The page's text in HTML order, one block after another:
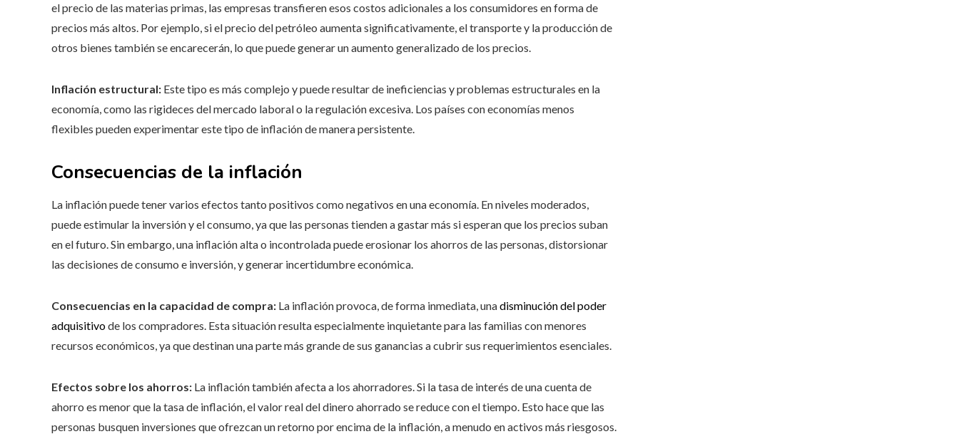
el precio de las materias primas, las empresas transfieren esos costos adicionales a los consumidores en forma de
precios más altos. Por ejemplo, si el precio del petróleo aumenta significativamente, el transporte y la producción de
otros bienes también se encarecerán, lo que puede generar un aumento generalizado de los precios.
Inflación estructural: Este tipo es más complejo y puede resultar de ineficiencias y problemas estructurales en la
economía, como las rigideces del mercado laboral o la regulación excesiva. Los países con economías menos
flexibles pueden experimentar este tipo de inflación de manera persistente.
Consecuencias de la inflación
La inflación puede tener varios efectos tanto positivos como negativos en una economía. En niveles moderados,
puede estimular la inversión y el consumo, ya que las personas tienden a gastar más si esperan que los precios suban
en el futuro. Sin embargo, una inflación alta o incontrolada puede erosionar los ahorros de las personas, distorsionar
las decisiones de consumo e inversión, y generar incertidumbre económica.
Consecuencias en la capacidad de compra: La inflación provoca, de forma inmediata, unadisminución del poder
adquisitivode los compradores. Esta situación resulta especialmente inquietante para las familias con menores
recursos económicos, ya que destinan una parte más grande de sus ganancias a cubrir sus requerimientos esenciales.
Efectos sobre los ahorros: La inflación también afecta a los ahorradores. Si la tasa de interés de una cuenta de
ahorro es menor que la tasa de inflación, el valor real del dinero ahorrado se reduce con el tiempo. Esto hace que las
personas busquen inversiones que ofrezcan un retorno por encima de la inflación, a menudo en activos más riesgosos.